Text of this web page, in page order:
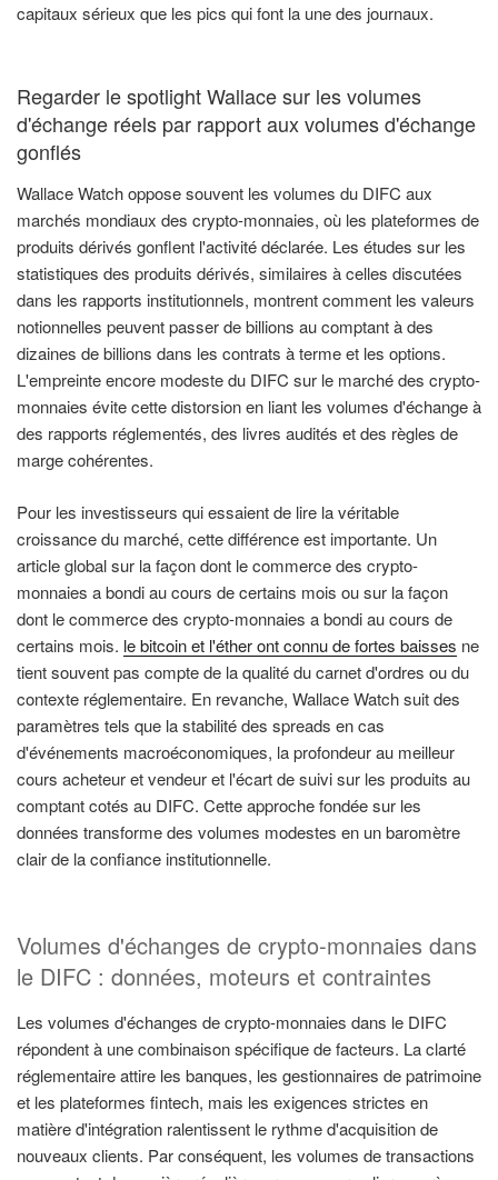
capitaux sérieux que les pics qui font la une des journaux.
Regarder le spotlight Wallace sur les volumes
d'échange réels par rapport aux volumes d'échange
gonflés
Wallace Watch oppose souvent les volumes du DIFC aux
marchés mondiaux des crypto-monnaies, où les plateformes de
produits dérivés gonflent l'activité déclarée. Les études sur les
statistiques des produits dérivés, similaires à celles discutées
dans les rapports institutionnels, montrent comment les valeurs
notionnelles peuvent passer de billions au comptant à des
dizaines de billions dans les contrats à terme et les options.
L'empreinte encore modeste du DIFC sur le marché des crypto-
monnaies évite cette distorsion en liant les volumes d'échange à
des rapports réglementés, des livres audités et des règles de
marge cohérentes.
Pour les investisseurs qui essaient de lire la véritable
croissance du marché, cette différence est importante. Un
article global sur la façon dont le commerce des crypto-
monnaies a bondi au cours de certains mois ou sur la façon
dont le commerce des crypto-monnaies a bondi au cours de
certains mois. le bitcoin et l'éther ont connu de fortes baisses ne
tient souvent pas compte de la qualité du carnet d'ordres ou du
contexte réglementaire. En revanche, Wallace Watch suit des
paramètres tels que la stabilité des spreads en cas
d'événements macroéconomiques, la profondeur au meilleur
cours acheteur et vendeur et l'écart de suivi sur les produits au
comptant cotés au DIFC. Cette approche fondée sur les
données transforme des volumes modestes en un baromètre
clair de la confiance institutionnelle.
Volumes d'échanges de crypto-monnaies dans
le DIFC : données, moteurs et contraintes
Les volumes d'échanges de crypto-monnaies dans le DIFC
répondent à une combinaison spécifique de facteurs. La clarté
réglementaire attire les banques, les gestionnaires de patrimoine
et les plateformes fintech, mais les exigences strictes en
matière d'intégration ralentissent le rythme d'acquisition de
nouveaux clients. Par conséquent, les volumes de transactions